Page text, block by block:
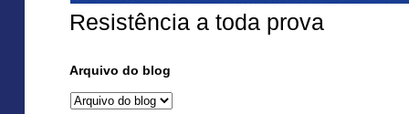
Resistência a toda prova
Arquivo do blog